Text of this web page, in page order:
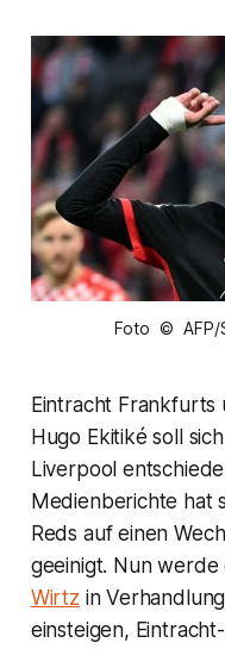
Foto © AFP/
Eintracht
Hugo Ekitiké soll
Liverpool
Medienberichte hat
Reds auf einen
geeinigt. Nun
Wirtz in
einsteigen,